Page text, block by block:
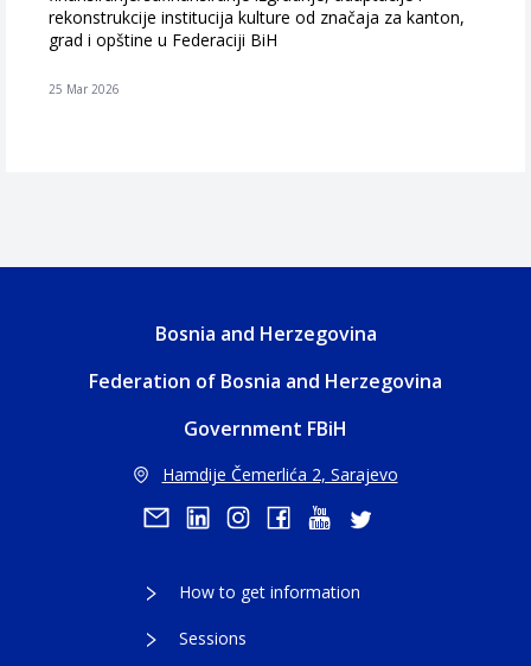
rekonstrukcije institucija kulture od značaja za kanton,
grad i opštine u Federaciji BiH
25 Mar 2026
Bosnia and Herzegovina
Federation of Bosnia and Herzegovina
Government FBiH
Hamdije Čemerlića 2, Sarajevo
How to get information
Sessions